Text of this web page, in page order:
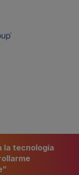
la tecnología